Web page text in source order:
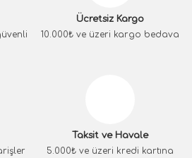
Ücretsiz Kargo
10.000₺ ve üzeri kargo bedava
Taksit ve Havale
5.000₺ ve üzeri kredi kartına